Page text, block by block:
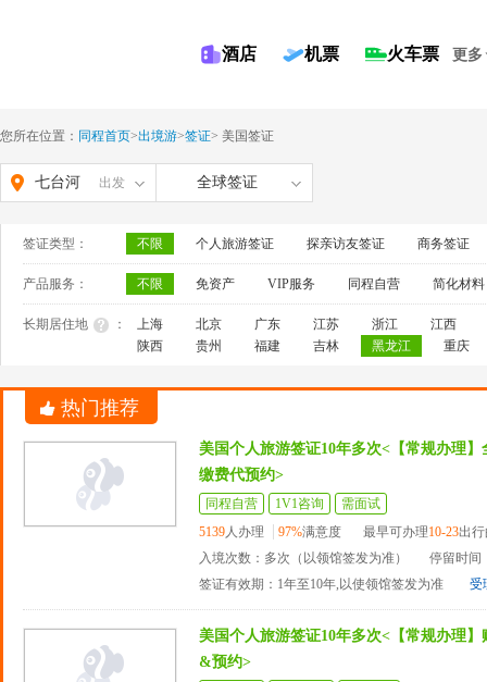
酒店 机票 火车票 更多
您所在位置： 同程首页>出境游>签证> 美国签证
七台河 出发 全球签证
签证类型： 不限 个人旅游签证 探亲访友签证 商务签证
产品服务： 不限 免资产 VIP服务 同程自营 简化材料
长期居住地 ： 上海 北京 广东 江苏 浙江
江西
陕西
贵州 福建 吉林 黑龙江 重庆
热门推荐
美国个人旅游签证10年多次<【常规办理
缴费代预约>
同程自营 1V1咨询
需面试
5139人办理 97%满意度 最早可办理10-23出
入境次数：多次（以领馆签发为准）
停留时间
签证有效期：1年至10年,以使领馆签发为准
受
美国个人旅游签证10年多次<【常规办理
&预约>